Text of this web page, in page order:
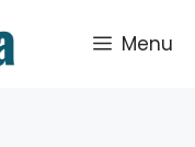
Menu